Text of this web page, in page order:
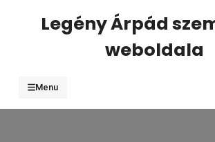
Legény Árpád
weboldala
Menu